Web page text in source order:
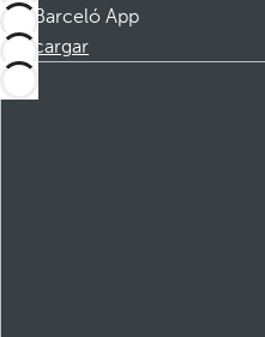
Barceló App
Descargar